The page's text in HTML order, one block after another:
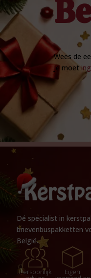
Wees de
Je moet
Dé specialist in
brievenbuspakketten
België.
Persoonlijk Eigen